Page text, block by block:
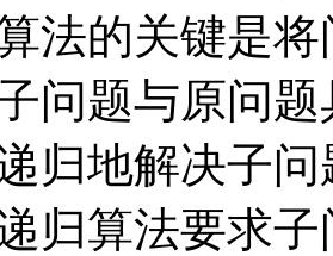
法的关键是
问题与原问
归地解决子
归算法要求